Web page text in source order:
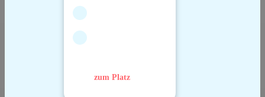
zum Platz